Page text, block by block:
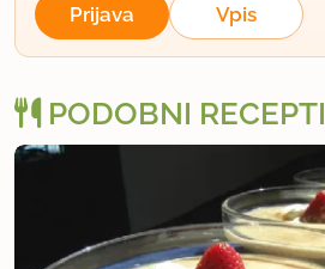
Prijava Vpis
PODOBNI RECEPTI